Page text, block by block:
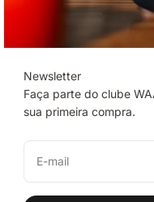
Newsletter
Faça parte do clube
sua primeira compra.
E-mail